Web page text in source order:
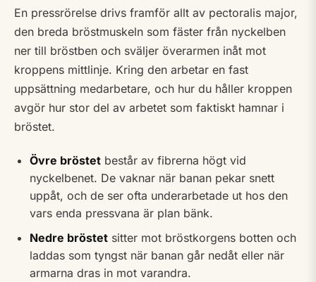
En pressrörelse drivs framför allt av pectoralis major,
den breda bröstmuskeln som fäster från nyckelben
ner till bröstben och sväljer överarmen inåt mot
kroppens mittlinje. Kring den arbetar en fast
uppsättning medarbetare, och hur du håller kroppen
avgör hur stor del av arbetet som faktiskt hamnar i
bröstet.
Övre bröstet består av fibrerna högt vid
nyckelbenet. De vaknar när banan pekar snett
uppåt, och de ser ofta underarbetade ut hos den
vars enda pressvana är plan bänk.
Nedre bröstet sitter mot bröstkorgens botten och
laddas som tyngst när banan går nedåt eller när
armarna dras in mot varandra.